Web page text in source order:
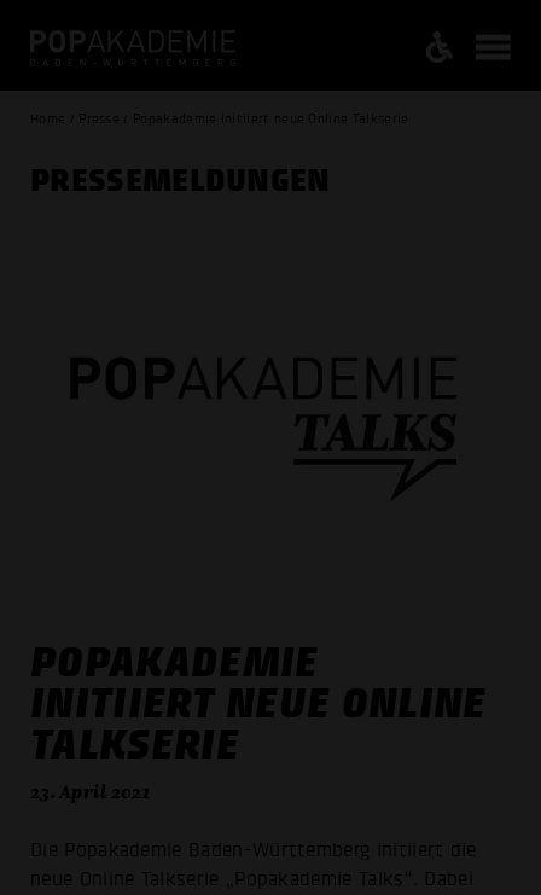
Home / Presse / Popakademie initiiert neue Online Talkserie
PRESSE­MELDUNGEN
POPAKADEMIE
INITIIERT NEUE ONLINE
TALKSERIE
23. April 2021
Die Popakademie Baden-Württemberg initiiert die
neue Online Talkserie „Popakademie Talks“. Dabei